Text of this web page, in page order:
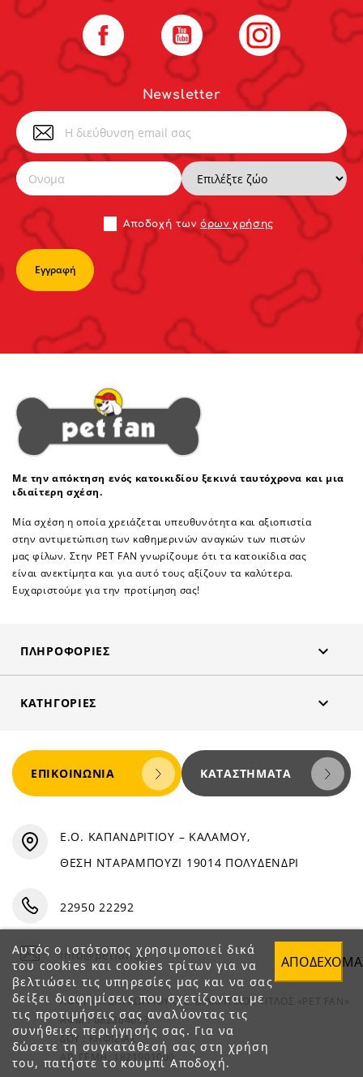
Newsletter
Αποδoχή τωνόρων χρήσης
Facebook YouTube Instagram
Με την απόκτηση ενός κατοικιδίου ξεκινά ταυτόχρονα και μια
ιδιαίτερη σχέση.
Μία σχέση η οποία χρειάζεται υπευθυνότητα και αξιοπιστία
στην αντιμετώπιση των καθημερινών αναγκών των πιστών
μας φίλων. Στην PET FAN γνωρίζουμε ότι τα κατοικίδια σας
είναι ανεκτίμητα και για αυτό τους αξίζουν τα καλύτερα.
Ευχαριστούμε για την προτίμηση σας!
ΠΛΗΡΟΦΟΡΊΕΣ 
ΚΑΤΗΓΟΡΊΕΣ 
Αυτός ο ιστότοπος χρησιμοποιεί δικά
του cookies και cookies τρίτων για να
βελτιώσει τις υπηρεσίες μας και να σας
δείξει διαφημίσεις που σχετίζονται με
τις προτιμήσεις σας αναλύοντας τις
συνήθειες περιήγησής σας. Για να
δώσετε τη συγκατάθεσή σας στη χρήση
του, πατήστε το κουμπί Αποδοχή.
ΕΠΙΚΟΙΝΩΝΊΑ ΚΑΤΑΣΤΉΜΑΤΑ
Ε.Ο. ΚΑΠΑΝΔΡΙΤΙΟΥ – ΚΑΛΑΜΟΥ,
ΘΕΣΗ ΝΤΑΡΑΜΠΟΥΖΙ 19014 ΠΟΛΥΔΕΝΔΡΙ
22950 22292
info@petfan.gr
ΑΦΟΙ ΧΑΤΖΗΓΕΩΡΓΙΟΥ Ο.Ε. ΔΙΑΚΡΙΤΙΚΟΣ ΤΙΤΛΟΣ «PET FAN»
ΑΦΜ : 082864093
ΔΟΥ : ΚΗΦΙΣΙΑΣ
ΑΡ. ΓΕΜΗ: 1821901000